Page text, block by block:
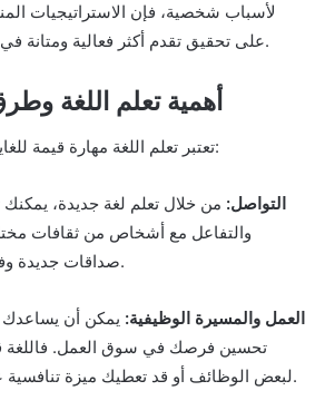
لأسباب شخصية، فإن الاستراتيجيات
على تحقيق تقدم أكثر فعالية ومتانة في تعلمك للغة المستهدفة.
أهمية تعلم اللغة
تعتبر تعلم اللغة مهارة قيمة للغاية وذلك للأسباب التالية:
1. التواصل: من خلال تعلم لغة جديدة، يمكنك
والتفاعل مع أشخاص من ثقافات
صداقات جديدة وفهم وجهات نظر مختلفة.
2. العمل والمسيرة الوظيفية: يمكن أن يساعدك
تحسين فرصك في سوق العمل. فاللغة
لبعض الوظائف أو قد تعطيك ميزة تنافسية على المنافسين الآخرين.